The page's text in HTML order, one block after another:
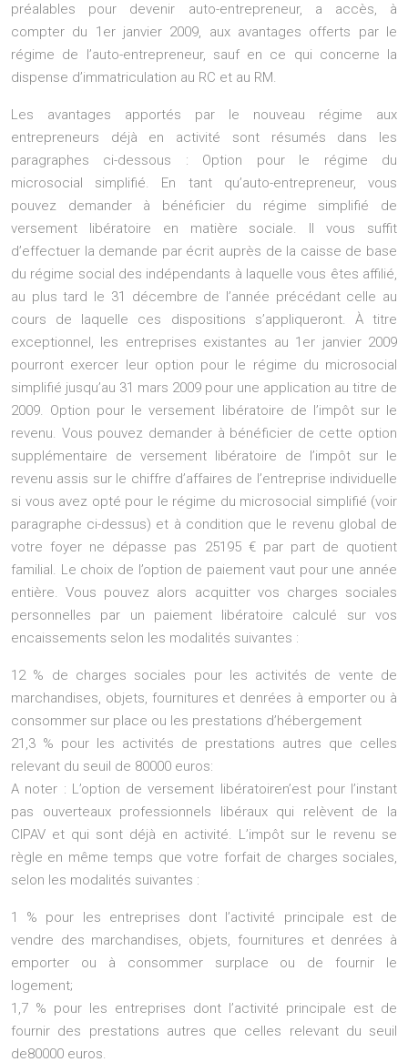
préalables pour devenir auto-entrepreneur, a accès, à
compter du 1er janvier 2009, aux avantages offerts par le
régime de l’auto-entrepreneur, sauf en ce qui concerne la
dispense d’immatriculation au RC et au RM.
Les avantages apportés par le nouveau régime aux
entrepreneurs déjà en activité sont résumés dans les
paragraphes ci-dessous : Option pour le régime du
microsocial simplifié. En tant qu’auto-entrepreneur, vous
pouvez demander à bénéficier du régime simplifié de
versement libératoire en matière sociale. Il vous suffit
d’effectuer la demande par écrit auprès de la caisse de base
du régime social des indépendants à laquelle vous êtes affilié,
au plus tard le 31 décembre de l’année précédant celle au
cours de laquelle ces dispositions s’appliqueront. À titre
exceptionnel, les entreprises existantes au 1er janvier 2009
pourront exercer leur option pour le régime du microsocial
simplifié jusqu’au 31 mars 2009 pour une application au titre de
2009. Option pour le versement libératoire de l’impôt sur le
revenu. Vous pouvez demander à bénéficier de cette option
supplémentaire de versement libératoire de l’impôt sur le
revenu assis sur le chiffre d’affaires de l’entreprise individuelle
si vous avez opté pour le régime du microsocial simplifié (voir
paragraphe ci-dessus) et à condition que le revenu global de
votre foyer ne dépasse pas 25195 € par part de quotient
familial. Le choix de l’option de paiement vaut pour une année
entière. Vous pouvez alors acquitter vos charges sociales
personnelles par un paiement libératoire calculé sur vos
encaissements selon les modalités suivantes :
12 % de charges sociales pour les activités de vente de
marchandises, objets, fournitures et denrées à emporter ou à
consommer sur place ou les prestations d’hébergement
21,3 % pour les activités de prestations autres que celles
relevant du seuil de 80000 euros:
A noter : L’option de versement libératoiren’est pour l’instant
pas ouverteaux professionnels libéraux qui relèvent de la
CIPAV et qui sont déjà en activité. L’impôt sur le revenu se
règle en même temps que votre forfait de charges sociales,
selon les modalités suivantes :
1 % pour les entreprises dont l’activité principale est de
vendre des marchandises, objets, fournitures et denrées à
emporter ou à consommer surplace ou de fournir le
logement;
1,7 % pour les entreprises dont l’activité principale est de
fournir des prestations autres que celles relevant du seuil
de80000 euros.